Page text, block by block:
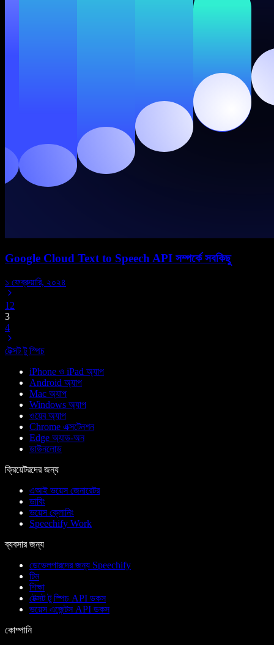
Google Cloud Text to Speech API সম্পর্কে সবকিছু
১ ফেব্রুয়ারি, ২০২৪
1 2
3
4
টেক্সট টু স্পিচ
iPhone ও iPad অ্যাপ
Android অ্যাপ
Mac অ্যাপ
Windows অ্যাপ
ওয়েব অ্যাপ
Chrome এক্সটেনশন
Edge অ্যাড-অন
ডাউনলোড
ক্রিয়েটরদের জন্য
এআই ভয়েস জেনারেটর
ডাবিং
ভয়েস ক্লোনিং
Speechify Work
ব্যবসার জন্য
ডেভেলপারদের জন্য Speechify
টিম
শিক্ষা
টেক্সট টু স্পিচ API ডকস
ভয়েস এজেন্টস API ডকস
কোম্পানি